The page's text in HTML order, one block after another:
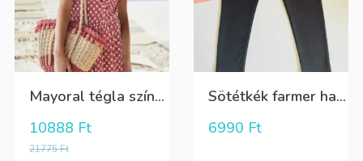
Mayoral tégla színű kisvirág mintás nyári lenge ruha
21775Ft
10888 Ft
Sötétkék farmer hatású kényelmes nadrág
6990 Ft